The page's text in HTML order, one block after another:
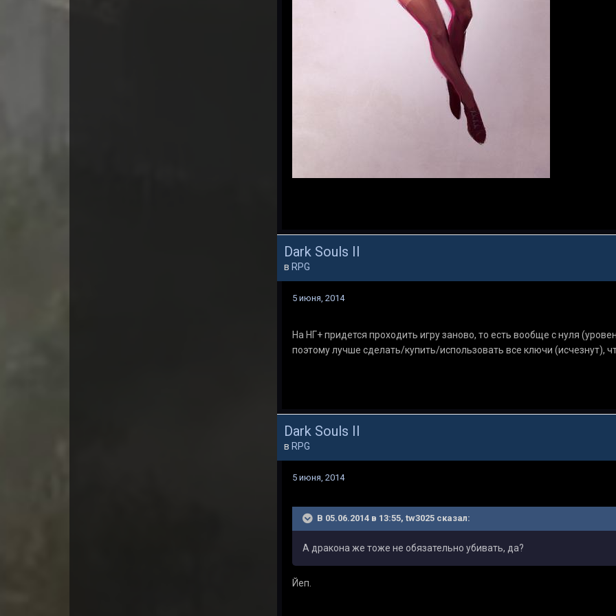
Dark Souls II
в RPG
5 июня, 2014
На НГ+ придется проходить игру заново, то есть вообще с нуля
поэтому лучше сделать/купить/использовать все ключи (исчезнут),
Dark Souls II
в RPG
5 июня, 2014
В 05.06.2014 в 13:55, tw3025 сказал:
А дракона же тоже не обязательно убивать, да?
Йеп.